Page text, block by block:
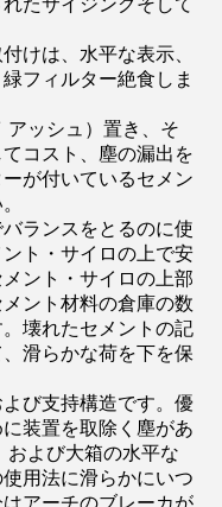
たサイジングそして
けは、水平な表示、
フィルター絶食しま
アッシュ）置き、そ
コスト、塵の漏出を
が付いているセメン
ランスをとるのに使
ト・サイロの上で安
ント・サイロの上部
ント材料の倉庫の数
壊れたセメントの記
滑らかな荷を下を保
び支持構造です。優
装置を取除く塵があ
および大箱の水平な
用法に滑らかにいつ
アーチのブレーカが